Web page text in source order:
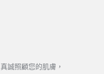
誠照顧您的肌膚，